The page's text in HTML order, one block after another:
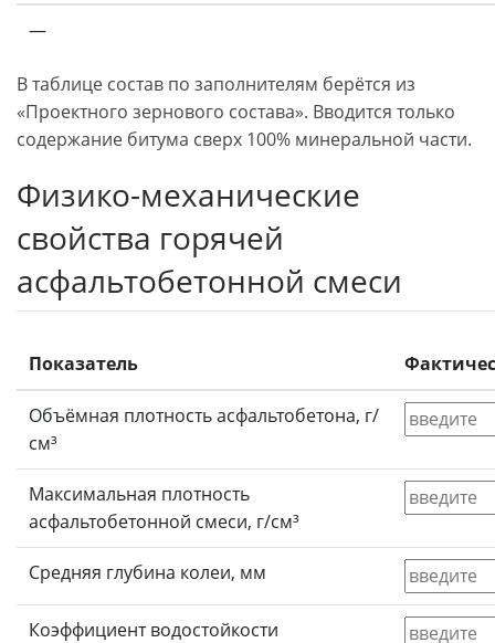
—
В таблице состав по заполнителям берётся из
«Проектного зернового состава». Вводится только
содержание битума сверх 100% минеральной части.
Физико-механические
свойства горячей
асфальтобетонной смеси
Показатель
Объёмная плотность асфальтобетона, г/
см³
Максимальная плотность
асфальтобетонной смеси, г/см³
Средняя глубина колеи, мм
Коэффициент водостойкости